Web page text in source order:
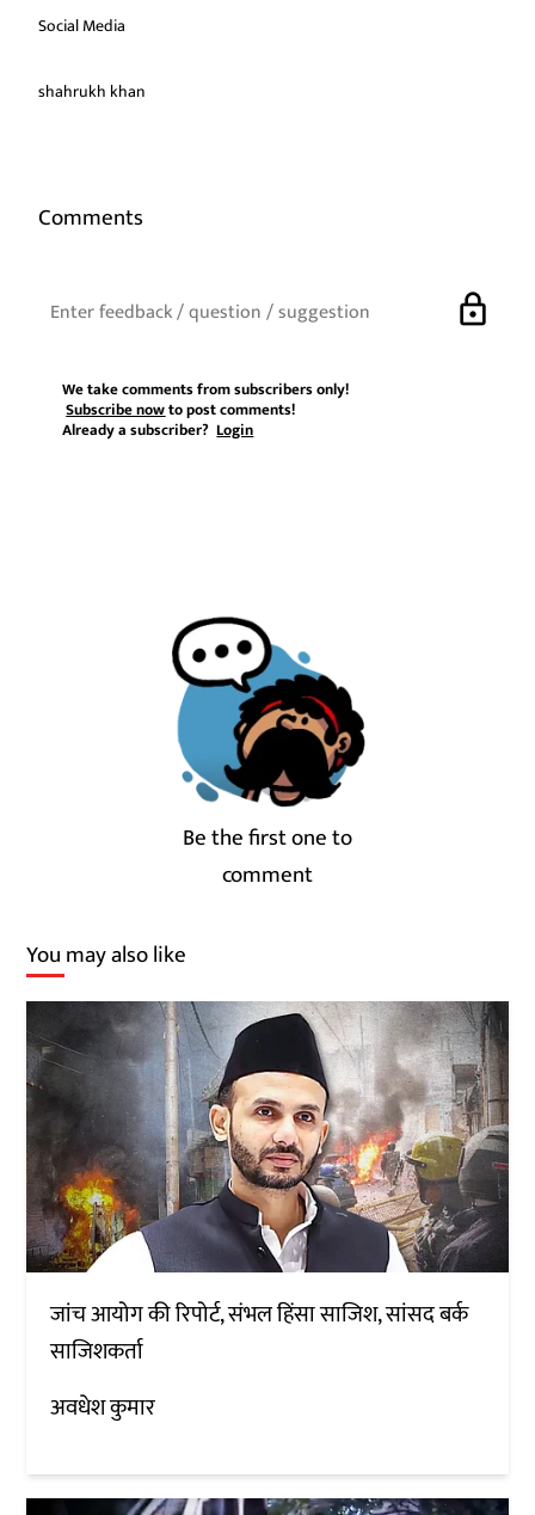
Social Media
shahrukh khan
Comments
lock
We take comments from subscribers only!
Subscribe nowto post comments!
Already a subscriber?Login
Be the first one to
comment
You may also like
जांच आयोग की रिपोर्ट, संभल हिंसा साजिश, सांसद बर्क
साजिशकर्ता
अवधेश कुमार